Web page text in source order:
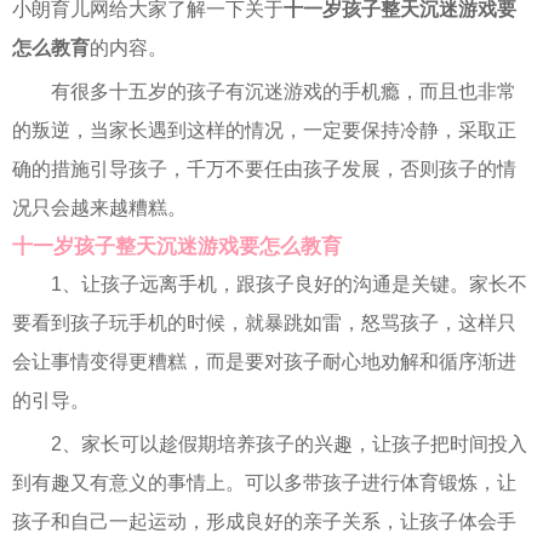
小朗育儿网给大家了解一下关于十一岁孩子整天沉迷游戏要
怎么教育的内容。
有很多十五岁的孩子有沉迷游戏的手机瘾，而且也非常
的叛逆，当家长遇到这样的情况，一定要保持冷静，采取正
确的措施引导孩子，千万不要任由孩子发展，否则孩子的情
况只会越来越糟糕。
十一岁孩子整天沉迷游戏要怎么教育
1、让孩子远离手机，跟孩子良好的沟通是关键。家长不
要看到孩子玩手机的时候，就暴跳如雷，怒骂孩子，这样只
会让事情变得更糟糕，而是要对孩子耐心地劝解和循序渐进
的引导。
2、家长可以趁假期培养孩子的兴趣，让孩子把时间投入
到有趣又有意义的事情上。可以多带孩子进行体育锻炼，让
孩子和自己一起运动，形成良好的亲子关系，让孩子体会手